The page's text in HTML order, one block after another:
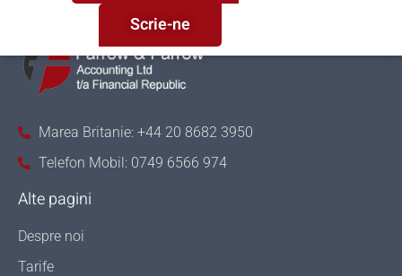
Scrie-ne
Marea Britanie: +44 20 8682 3950
Telefon Mobil: 0749 6566 974
Alte pagini
Despre noi
Tarife